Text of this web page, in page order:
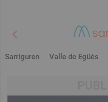
chevron_left
Sarriguren Valle de Egüés